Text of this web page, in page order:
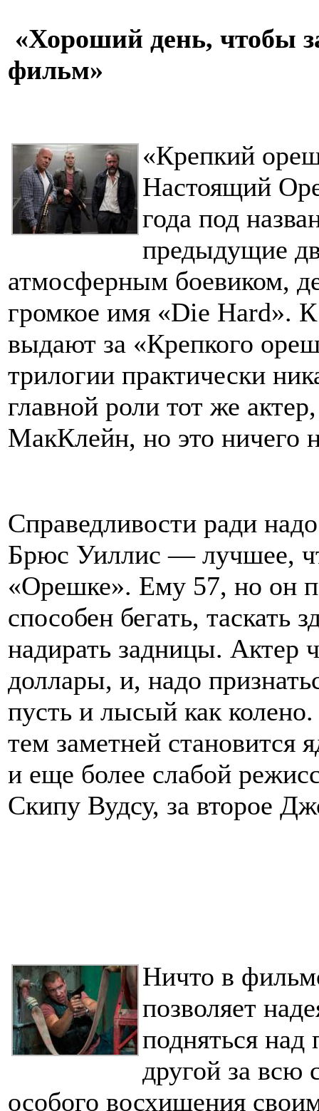
«Хороший день, чтобы
фильм»
«Крепкий
Настоящий
года под
предыдущие
атмосферным боевиком,
громкое имя «Die Hard».
выдают за «Крепкого
трилогии практически
главной роли тот же
МакКлейн, но это ничего
Справедливости ради
Брюс Уиллис — лучшее,
«Орешке». Ему 57, но он
способен бегать, таскать
надирать задницы. Актер
доллары, и, надо
пусть и лысый как
тем заметней становится
и еще более слабой
Скипу Вудсу, за второе
Ничто в
позволяет
подняться
другой за всю
особого восхищения